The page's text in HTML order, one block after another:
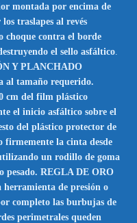
montada por encima de
traslapes al revés
choque contra el borde
el sello asfáltico
Y PLANCHADO
al tamaño requerido.
cm del film plástico
el inicio asfáltico sobre el
del plástico protector de
firmemente la cinta desde
un rodillo de goma
pesado. REGLA DE ORO
de presión o
completo las burbujas de
perimetrales queden